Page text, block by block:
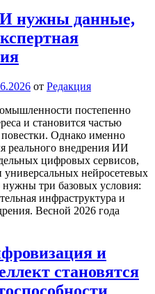
нужны данные,
от Редакция
постепенно
и становится частью
повестки. Однако именно
реального внедрения ИИ
цифровых сервисов,
универсальных нейросетевых
три базовых условия:
инфраструктура и
Весной 2026 года
и
становятся